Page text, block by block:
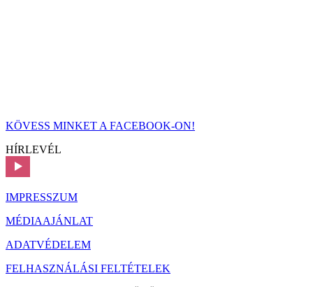
KÖVESS MINKET A FACEBOOK-ON!
HÍRLEVÉL
IMPRESSZUM
MÉDIAAJÁNLAT
ADATVÉDELEM
FELHASZNÁLÁSI FELTÉTELEK